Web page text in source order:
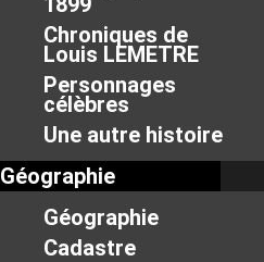
Chroniques de
Louis LEMETRE
Personnages
célèbres
Une autre histoire
Géographie
Géographie
Cadastre